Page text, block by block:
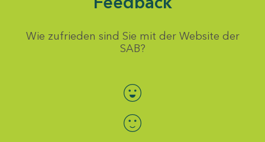
Wie zufrieden sind Sie mit der Website der
SAB?
Bewertung auswählen